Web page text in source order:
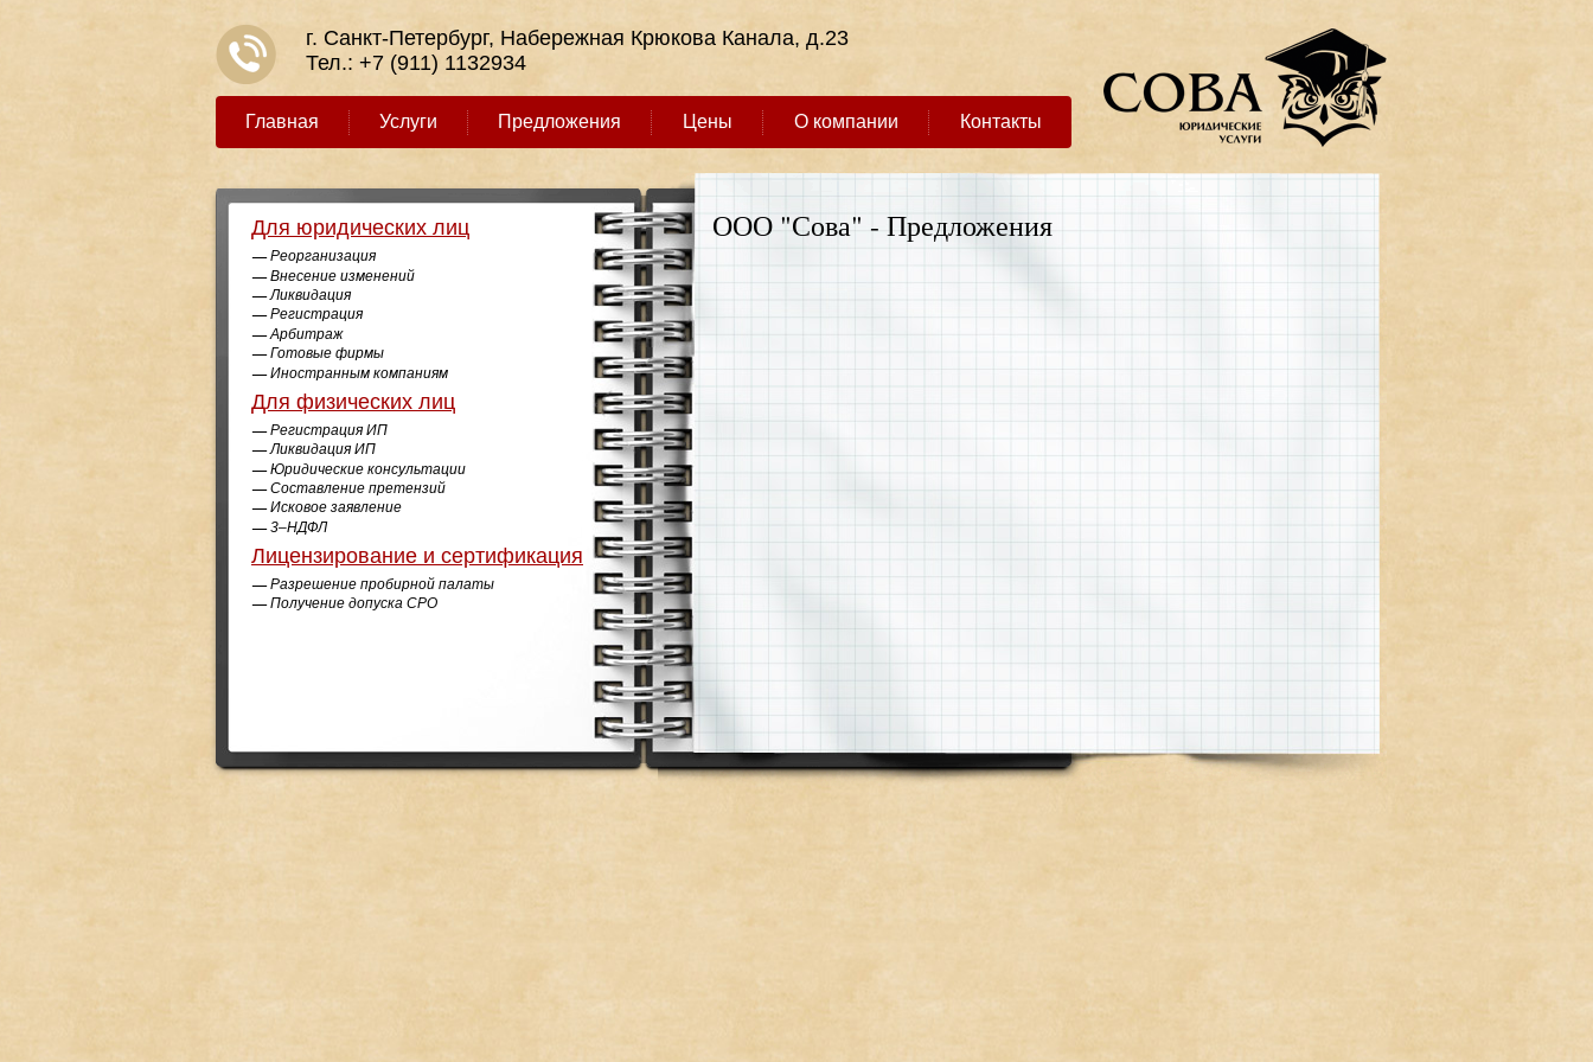
г. Санкт-Петербург, Набережная Крюкова Канала, д.23
Тел.: +7 (911) 1132934
Главная Услуги Предложения Цены О компании Контакты
Для юридических лиц
Реорганизация
Внесение изменений
Ликвидация
Регистрация
Арбитраж
Готовые фирмы
Иностранным компаниям
Для физических лиц
Регистрация ИП
Ликвидация ИП
Юридические консультации
Составление претензий
Исковое заявление
3–НДФЛ
Лицензирование и сертификация
Разрешение пробирной палаты
Получение допуска СРО
ООО "Сова" - Предложения